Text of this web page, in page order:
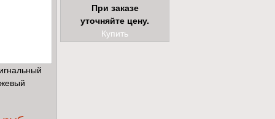
При заказе
уточняйте цену.
Купить